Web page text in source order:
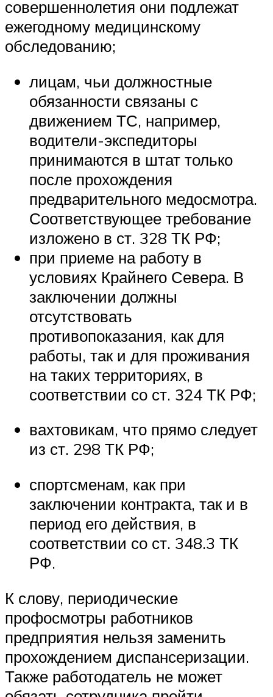
совершеннолетия они подлежат
ежегодному медицинскому
обследованию;
лицам, чьи должностные
обязанности связаны с
движением ТС, например,
водители-экспедиторы
принимаются в штат только
после прохождения
предварительного медосмотра.
Соответствующее требование
изложено в ст. 328 ТК РФ;
при приеме на работу в
условиях Крайнего Севера. В
заключении должны
отсутствовать
противопоказания, как для
работы, так и для проживания
на таких территориях, в
соответствии со ст. 324 ТК РФ;
вахтовикам, что прямо следует
из ст. 298 ТК РФ;
спортсменам, как при
заключении контракта, так и в
период его действия, в
соответствии со ст. 348.3 ТК
РФ.
К слову, периодические
профосмотры работников
предприятия нельзя заменить
прохождением диспансеризации.
Также работодатель не может